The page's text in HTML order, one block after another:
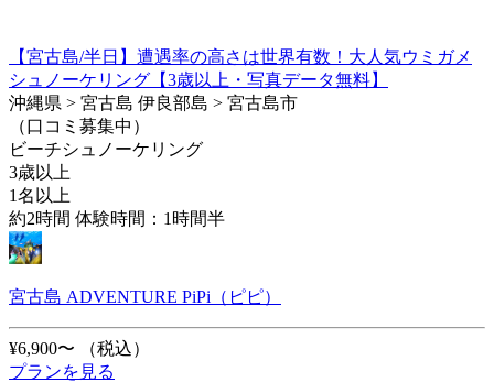
【宮古島/半日】遭遇率の高さは世界有数！大人気ウミガメ
シュノーケリング【3歳以上・写真データ無料】
沖縄県 > 宮古島 伊良部島 > 宮古島市
（口コミ募集中）
ビーチシュノーケリング
3歳以上
1名以上
約2時間 体験時間：1時間半
宮古島 ADVENTURE PiPi（ピピ）
¥6,900〜
（税込）
プランを見る